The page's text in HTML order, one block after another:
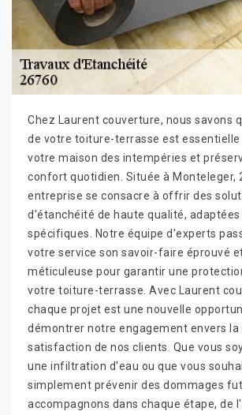
Chez Laurent couverture, nous savons
de votre toiture-terrasse est
votre maison des intempéries et
confort quotidien. Située à Monteleger,
entreprise se consacre à offrir des
d'étanchéité de haute qualité, adaptées
spécifiques. Notre équipe d'experts
votre service son savoir-faire éprouvé
méticuleuse pour garantir une
votre toiture-terrasse. Avec Laurent
chaque projet est une nouvelle
démontrer notre engagement envers la
satisfaction de nos clients. Que vous
une infiltration d'eau ou que vous
simplement prévenir des dommages
accompagnons dans chaque étape, de